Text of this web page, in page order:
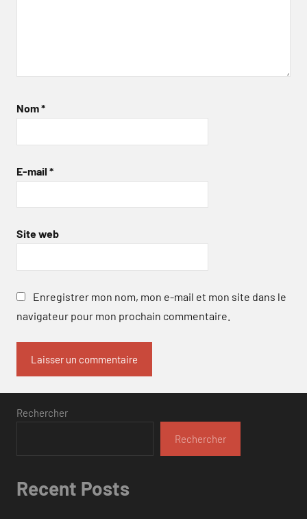
Nom*
E-mail *
Site web
Enregistrer mon nom, mon e-mail et mon site dans le
navigateur pour mon prochain commentaire.
Rechercher
Rechercher
Recent Posts